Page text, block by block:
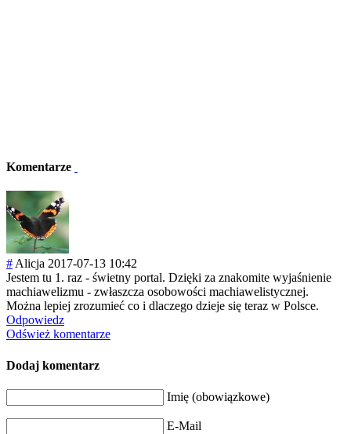
Komentarze
# Alicja 2017-07-13 10:42
Jestem tu 1. raz - świetny portal. Dzięki za znakomite wyjaśnienie
machiawelizmu - zwłaszcza osobowości machiawelistycznej.
Można lepiej zrozumieć co i dlaczego dzieje się teraz w Polsce.
Odpowiedz
Odśwież komentarze
Dodaj komentarz
Imię (obowiązkowe)
E-Mail